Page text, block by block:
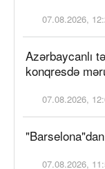
07.08.2026,
Azərbaycanlı
konqresdə
07.08.2026,
07.08.2026,